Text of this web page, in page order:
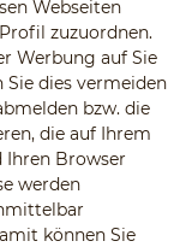
Webseiten
zuzuordnen.
Werbung auf Sie
dies vermeiden
bzw. die
die auf Ihrem
Ihren Browser
werden
können Sie